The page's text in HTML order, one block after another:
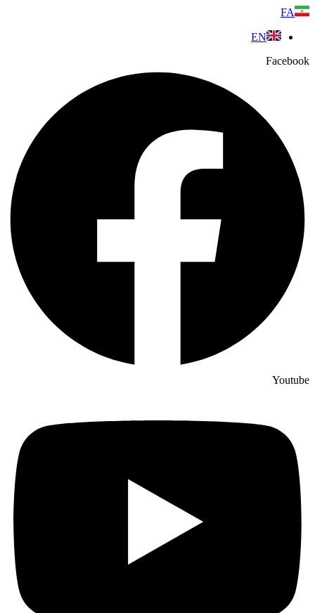
پرش
محتوا
FA
EN
Facebook
Youtube